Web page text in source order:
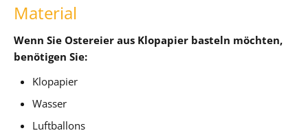
Material
Wenn Sie Ostereier aus Klopapier basteln möchten,
benötigen Sie:
Klopapier
Wasser
Luftballons